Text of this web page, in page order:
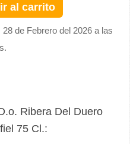
al carrito
de Febrero del 2026 a las
Ribera Del Duero
75 Cl.: